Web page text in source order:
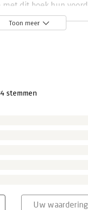
dit boek hun
Toon meer
stemmen
Uw waardering